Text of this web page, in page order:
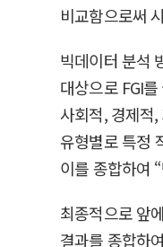
비교함으로써
빅데이터 분석
대상으로 FGI
사회적, 경제적
유형별로 특정
이를 종합하여
최종적으로 앞
결과를 종합하